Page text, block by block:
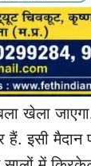
खेला
हैं. इसी